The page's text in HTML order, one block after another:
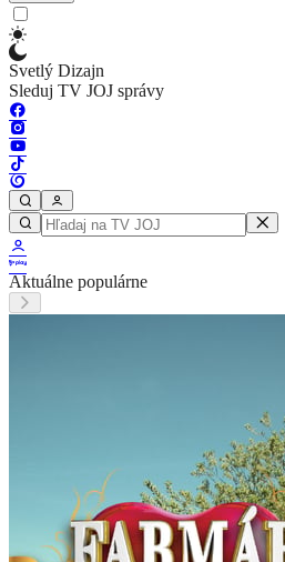
Svetlý Dizajn
Sleduj TV JOJ správy
Aktuálne populárne